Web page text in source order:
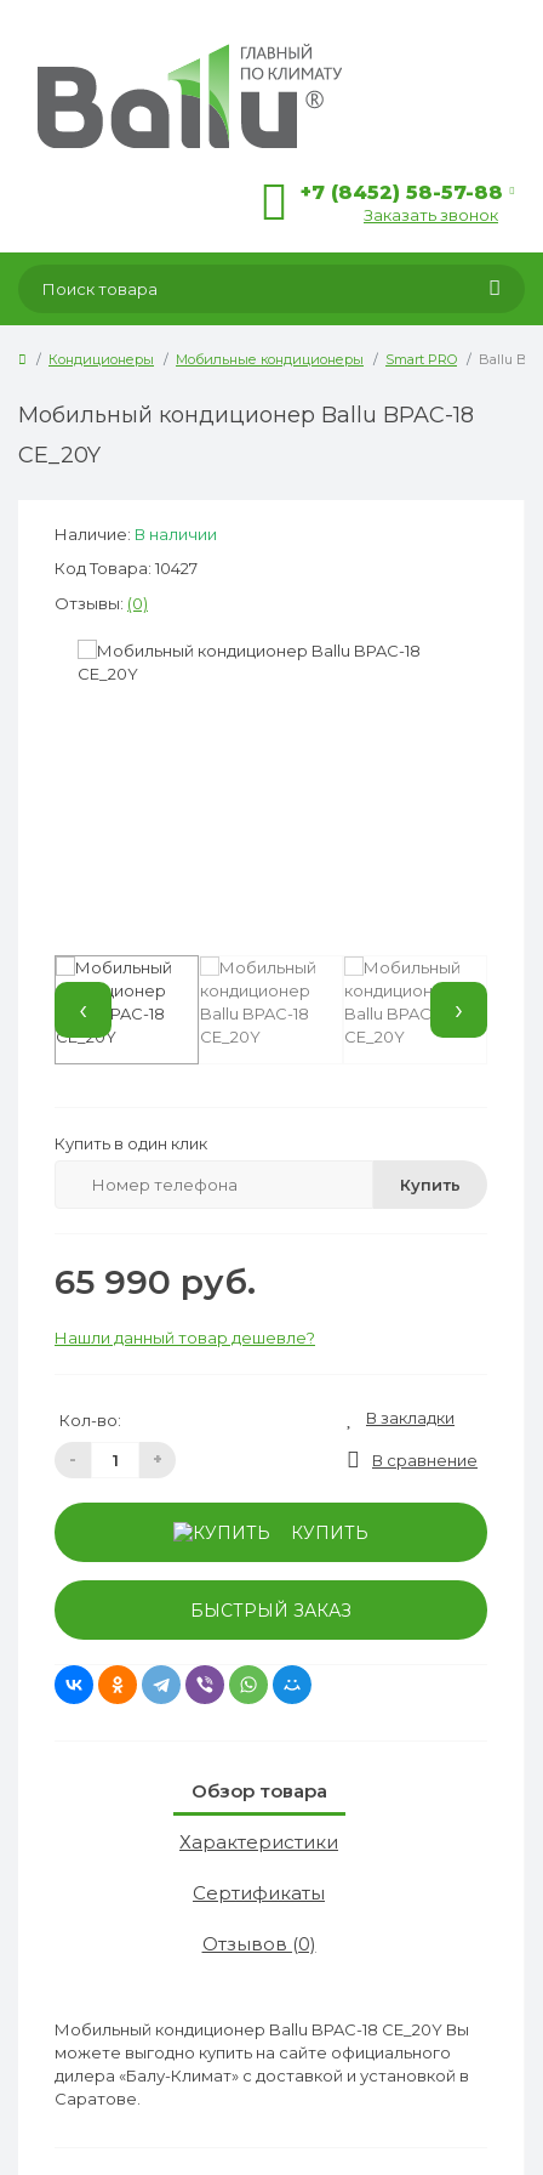
+7 (8452) 58-57-88
Заказать звонок
Кондиционеры Мобильные кондиционеры Smart PRO Ballu
Мобильный кондиционер Ballu BPAC-18
CE_20Y
Наличие: В наличии
Код Товара: 10427
Отзывы: (0)
‹ ›
Купить в один клик
Купить
65 990 руб.
Нашли данный товар дешевле?
Кол-во:
- +
В закладки
В сравнение
КУПИТЬ
БЫСТРЫЙ ЗАКАЗ
Обзор товара
Характеристики
Сертификаты
Отзывов (0)
Мобильный кондиционер Ballu BPAC-18 CE_20Y Вы
можете выгодно купить на сайте официального
дилера «Балу-Климат» с доставкой и установкой в
Саратове.